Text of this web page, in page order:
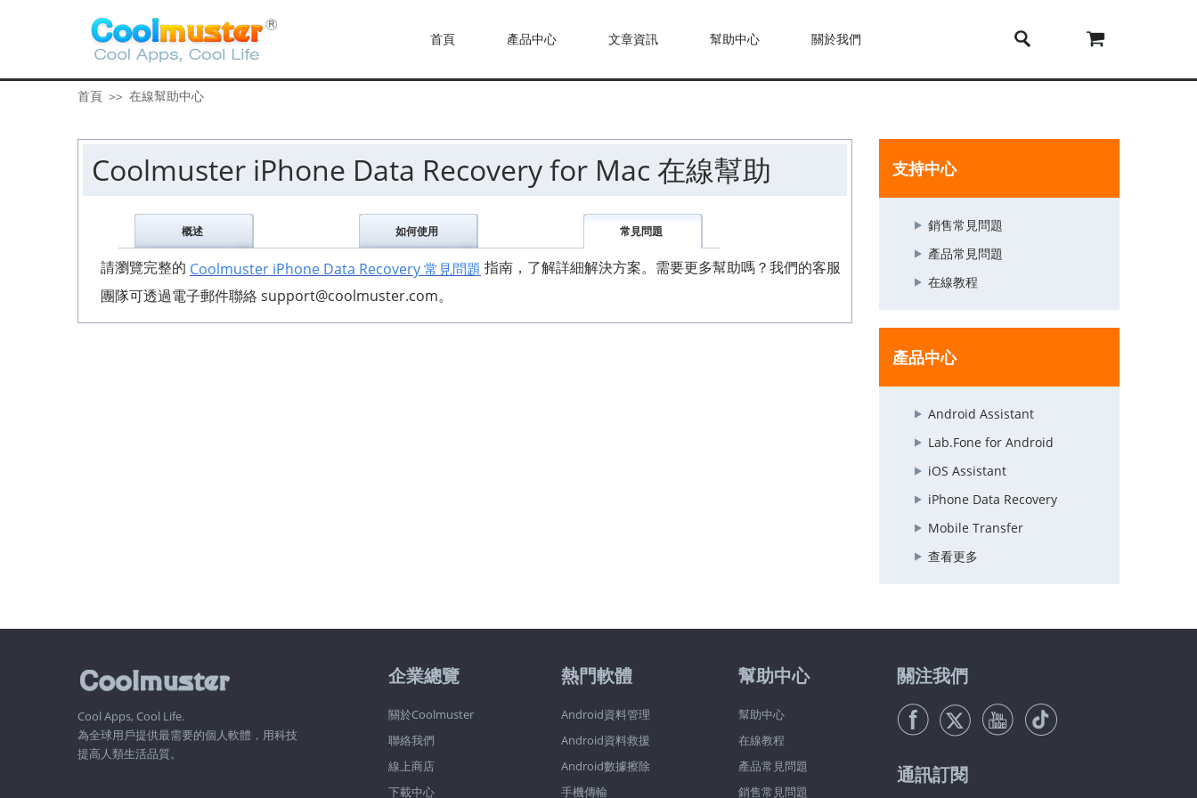
首頁 產品中心 文章資訊 幫助中心 關於我們
首頁 >> 在線幫助中心
Coolmuster iPhone Data Recovery for Mac 在線幫助
概述 如何使用 常見問題
請瀏覽完整的 Coolmuster iPhone Data Recovery 常見問題 指南，了解詳細解決方案。需要更多幫助嗎？我們的客服
團隊可透過電子郵件聯絡 support@coolmuster.com。
支持中心
銷售常見問題
產品常見問題
在線教程
產品中心
Android Assistant
Lab.Fone for Android
iOS Assistant
iPhone Data Recovery
Mobile Transfer
查看更多
Cool Apps, Cool Life.
為全球用戶提供最需要的個人軟體，用科技
提高人類生活品質。
企業總覽
關於Coolmuster
聯絡我們
線上商店
下載中心
熱門軟體
Android資料管理
Android資料救援
Android數據擦除
手機傳輸
幫助中心
幫助中心
在線教程
產品常見問題
銷售常見問題
關注我們
通訊訂閱